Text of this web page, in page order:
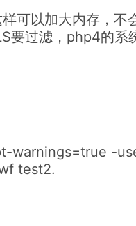
可以加大内存，不
要过滤，php4的系
warnings=true -
test2.